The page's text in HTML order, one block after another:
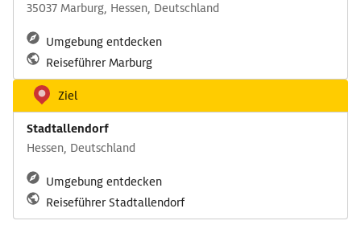
35037 Marburg, Hessen, Deutschland
Umgebung entdecken
Reiseführer Marburg
Ziel
Stadtallendorf
Hessen, Deutschland
Umgebung entdecken
Reiseführer Stadtallendorf